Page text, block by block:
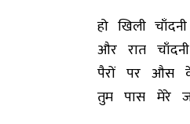
हो खिली
और रात
पैरों पर औस
तुम पास मेरे